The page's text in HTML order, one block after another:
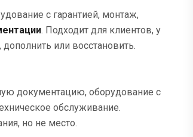
с гарантией, монтаж,
. Подходит для клиентов, у
или восстановить.
документацию, оборудование с
обслуживание.
но не место.